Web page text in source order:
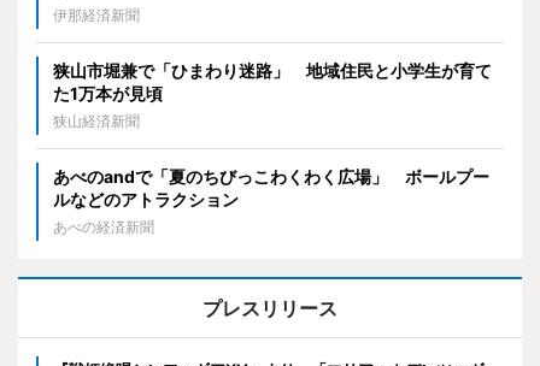
伊那経済新聞
狭山市堀兼で「ひまわり迷路」 地域住民と小学生が育て
た1万本が見頃
狭山経済新聞
あべのandで「夏のちびっこわくわく広場」 ボールプー
ルなどのアトラクション
あべの経済新聞
プレスリリース